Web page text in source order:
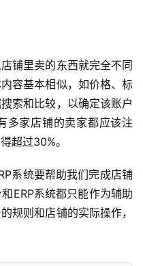
铺里卖的东西就完全不同
容基本相似，如价格、标
索和比较，以确定该账户
多家店铺的卖家都应该注
超过30%。
系统要帮助我们完成店铺
ERP系统都只能作为辅助
规则和店铺的实际操作，